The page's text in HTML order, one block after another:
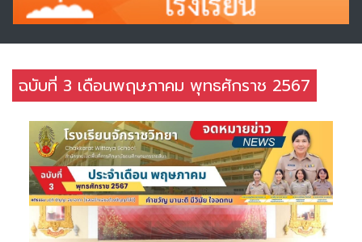
ฉบับที่ 3 เดือนพฤษภาคม พุทธศักราช 2567